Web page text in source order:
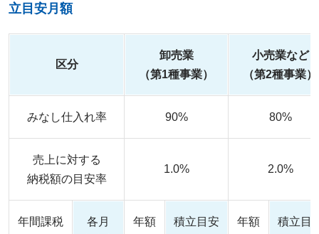
立目安月額
区分
卸売業
（第1種事業）
小売業など
（第2種事業）
みなし仕入れ率 90% 80%
売上に対する
納税額の目安率
1.0% 2.0%
年間課税
各月
年額
積立目安
年額
積立目